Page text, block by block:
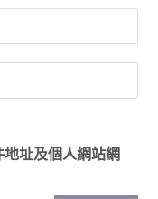
址及個人網站網